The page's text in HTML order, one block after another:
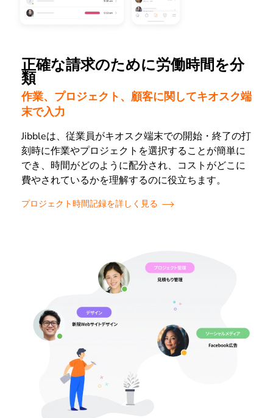
正確な請求のために労働時間を分
類
作業、プロジェクト、顧客に関してキオスク端
末で入力
Jibbleは、従業員がキオスク端末での開始・終了の打
刻時に作業やプロジェクトを選択することが簡単に
でき、時間がどのように配分され、コストがどこに
費やされているかを理解するのに役立ちます。
プロジェクト時間記録を詳しく見る